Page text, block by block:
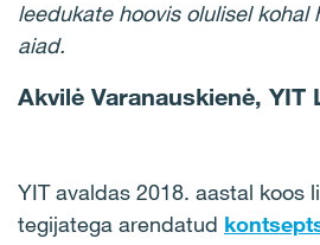
leedukate hoovis olulisel kohal
aiad.
Akvilė Varanauskienė, YIT
YIT avaldas 2018. aastal koos
tegijatega arendatud